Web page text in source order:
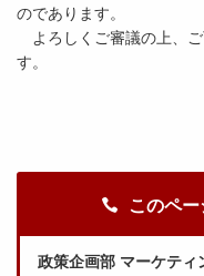
のであります。
よろしくご審議の上、
す。
このペ
政策企画部 マーケティ